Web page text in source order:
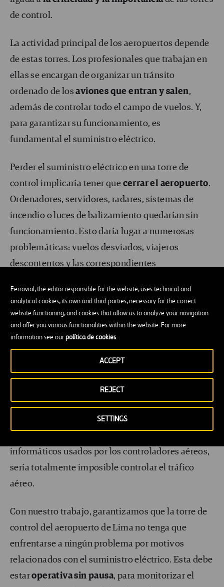
Ferrovial, the editor responsible for the website, uses technical and
analytical cookies, its own and third parties, necessary for the correct
website functioning, and cookies that allow us to analyze your navigation
and offer you various functionalities within the website. For more
information see ourpolítica de cookies.
SETTINGS
REJECT
ACCEPT
de control.
La actividad principal de los aeropuertos depende
de estas torres. Los profesionales que trabajan en
ellas se encargan de organizar un tránsito
ordenado de losaviones que entran y salen,
además de controlar todo el campo de vuelos. Y,
para garantizar su funcionamiento, es
fundamental el suministro eléctrico.
Perder el suministro eléctrico en una torre de
control implicaría tener que cerrar el aeropuerto.
Ordenadores, servidores, radares, sistemas de
incendio o luces de balizamiento quedarían sin
funcionamiento. Esto daría lugar a numerosas
problemáticas: vuelos desviados, viajeros
descontentos y las correspondientes
En otras zonas del aeropuerto, perder
temporalmente el acceso a la electricidad no sería
tan grave. Pensemos, por ejemplo, en los
check-in: si algunos dejasen de
funcionar, se formarían largas colas y habría
retrasos, pero el aeropuerto podría seguir
operando. Sin embargo, sin las luces de
balizamiento de la pista, los aviones
informáticos usados por los controladores aéreos,
sería totalmente imposible controlar el tráfico
aéreo.
Con nuestro trabajo, garantizamos que la torre de
control del aeropuerto de Lima no tenga que
enfrentarse a ningún problema por motivos
relacionados con el suministro eléctrico. Esta debe
estaroperativa sin pausa, para monitorizar el